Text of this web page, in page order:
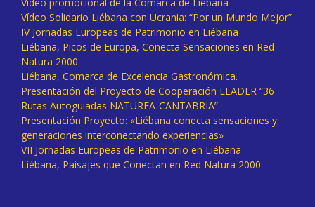
Vídeo Solidario Liébana con Ucrania: “Por un Mundo Mejor”
IV Jornadas Europeas de Patrimonio en Liébana
Liébana, Picos de Europa, Conecta Sensaciones en Red
Natura 2000
Liébana, Comarca de Excelencia Gastronómica.
Presentación del Proyecto de Cooperación LEADER “36
Rutas Autoguiadas NATUREA-CANTABRIA”
Presentación Proyecto: «Liébana conecta sensaciones y
generaciones interconectando experiencias»
VII Jornadas Europeas de Patrimonio en Liébana
Liébana, Paisajes que Conectan en Red Natura 2000